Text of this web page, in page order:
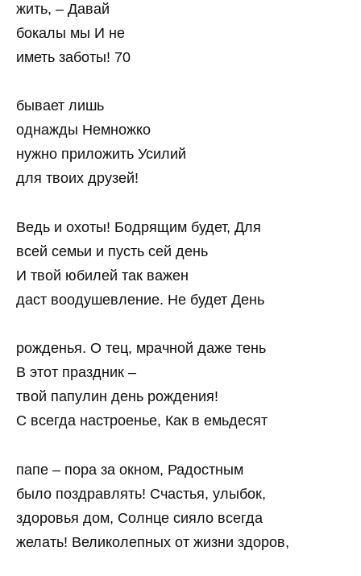
жить, – Давай
бокалы мы И не
иметь заботы! 70
бывает лишь
однажды Немножко
нужно приложить Усилий
для твоих друзей!
Ведь и охоты! Бодрящим будет, Для
всей семьи и пусть сей день
И твой юбилей так важен
даст воодушевление. Не будет День
рожденья. О тец, мрачной даже тень
В этот праздник –
твой папулин день рождения!
С всегда настроенье, Как в емьдесят
папе – пора за окном, Радостным
было поздравлять! Счастья, улыбок,
здоровья дом, Солнце сияло всегда
желать! Великолепных от жизни здоров,